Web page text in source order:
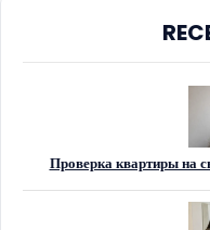
Проверка квартиры на